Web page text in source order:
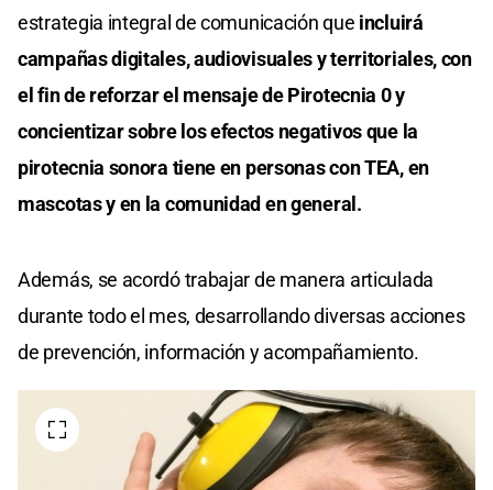
estrategia integral de comunicación que incluirá
campañas digitales, audiovisuales y territoriales, con
el fin de reforzar el mensaje de Pirotecnia 0 y
concientizar sobre los efectos negativos que la
pirotecnia sonora tiene en personas con TEA, en
mascotas y en la comunidad en general.
Además, se acordó trabajar de manera articulada
durante todo el mes, desarrollando diversas acciones
de prevención, información y acompañamiento.